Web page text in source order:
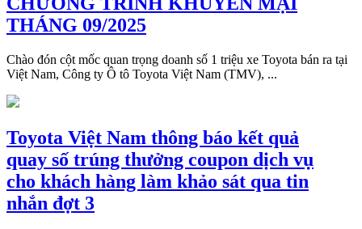
THÁNG 09/2025
Chào đón cột mốc quan trọng doanh số 1 triệu xe Toyota bán ra tại
Việt Nam, Công ty Ô tô Toyota Việt Nam (TMV), ...
Toyota Việt Nam thông báo kết quả
quay số trúng thưởng coupon dịch vụ
cho khách hàng làm khảo sát qua tin
nhắn đợt 3